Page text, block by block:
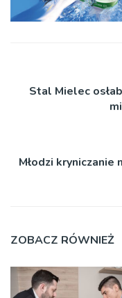
Stal Mielec
Młodzi kryniczanie
ZOBACZ RÓWNIEŻ